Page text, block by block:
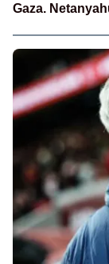
Gaza.